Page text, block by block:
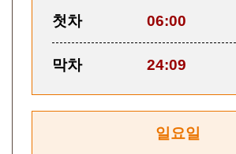
첫차 06:00
막차 24:09
일요일